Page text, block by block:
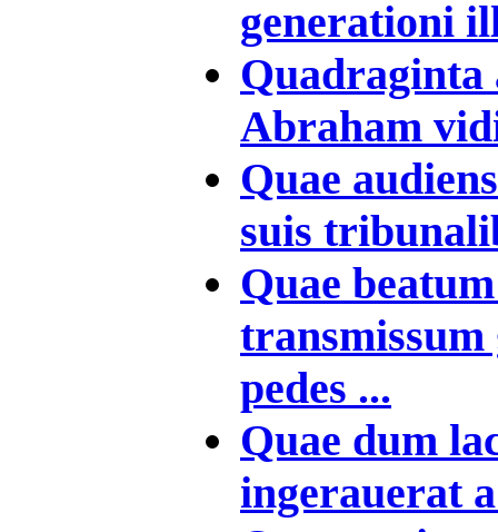
generationi
Quadraginta
Abraham
Quae
suis
Quae
transmissum
pedes ...
Quae dum
ingerauerat